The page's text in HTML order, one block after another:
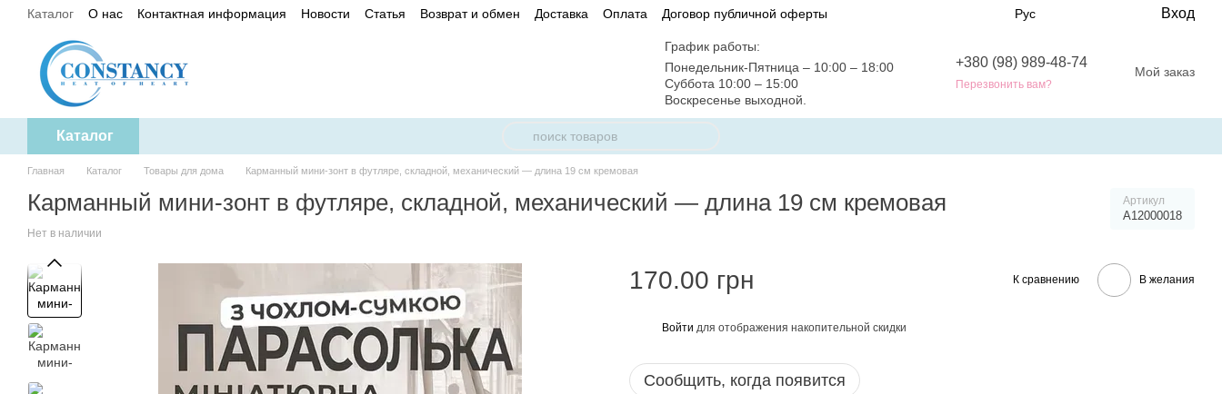
Перейти к основному контенту
Каталог О нас Контактная информация Новости Статья Возврат и обмен Доставка Оплата
Договор публичной оферты
Рус Вход
График работы:
Понедельник-Пятница – 10:00 – 18:00
Суббота 10:00 – 15:00
Воскресенье выходной.
+380 (98) 989-48-74
Перезвонить вам?
Мой заказ
Каталог
Главная Каталог Товары для дома Карманный мини-зонт в футляре, складной, механический — длина 19 см кремовая
Карманный мини-зонт в футляре, складной, механический — длина 19 см кремовая Артикул
A12000018
Нет в наличии
170.00 грн К сравнению В желания
Войти для отображения накопительной скидки
Сообщить, когда появится